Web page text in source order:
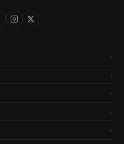
›
›
›
›
›